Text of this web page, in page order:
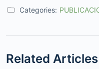
Categories:
Related Articles